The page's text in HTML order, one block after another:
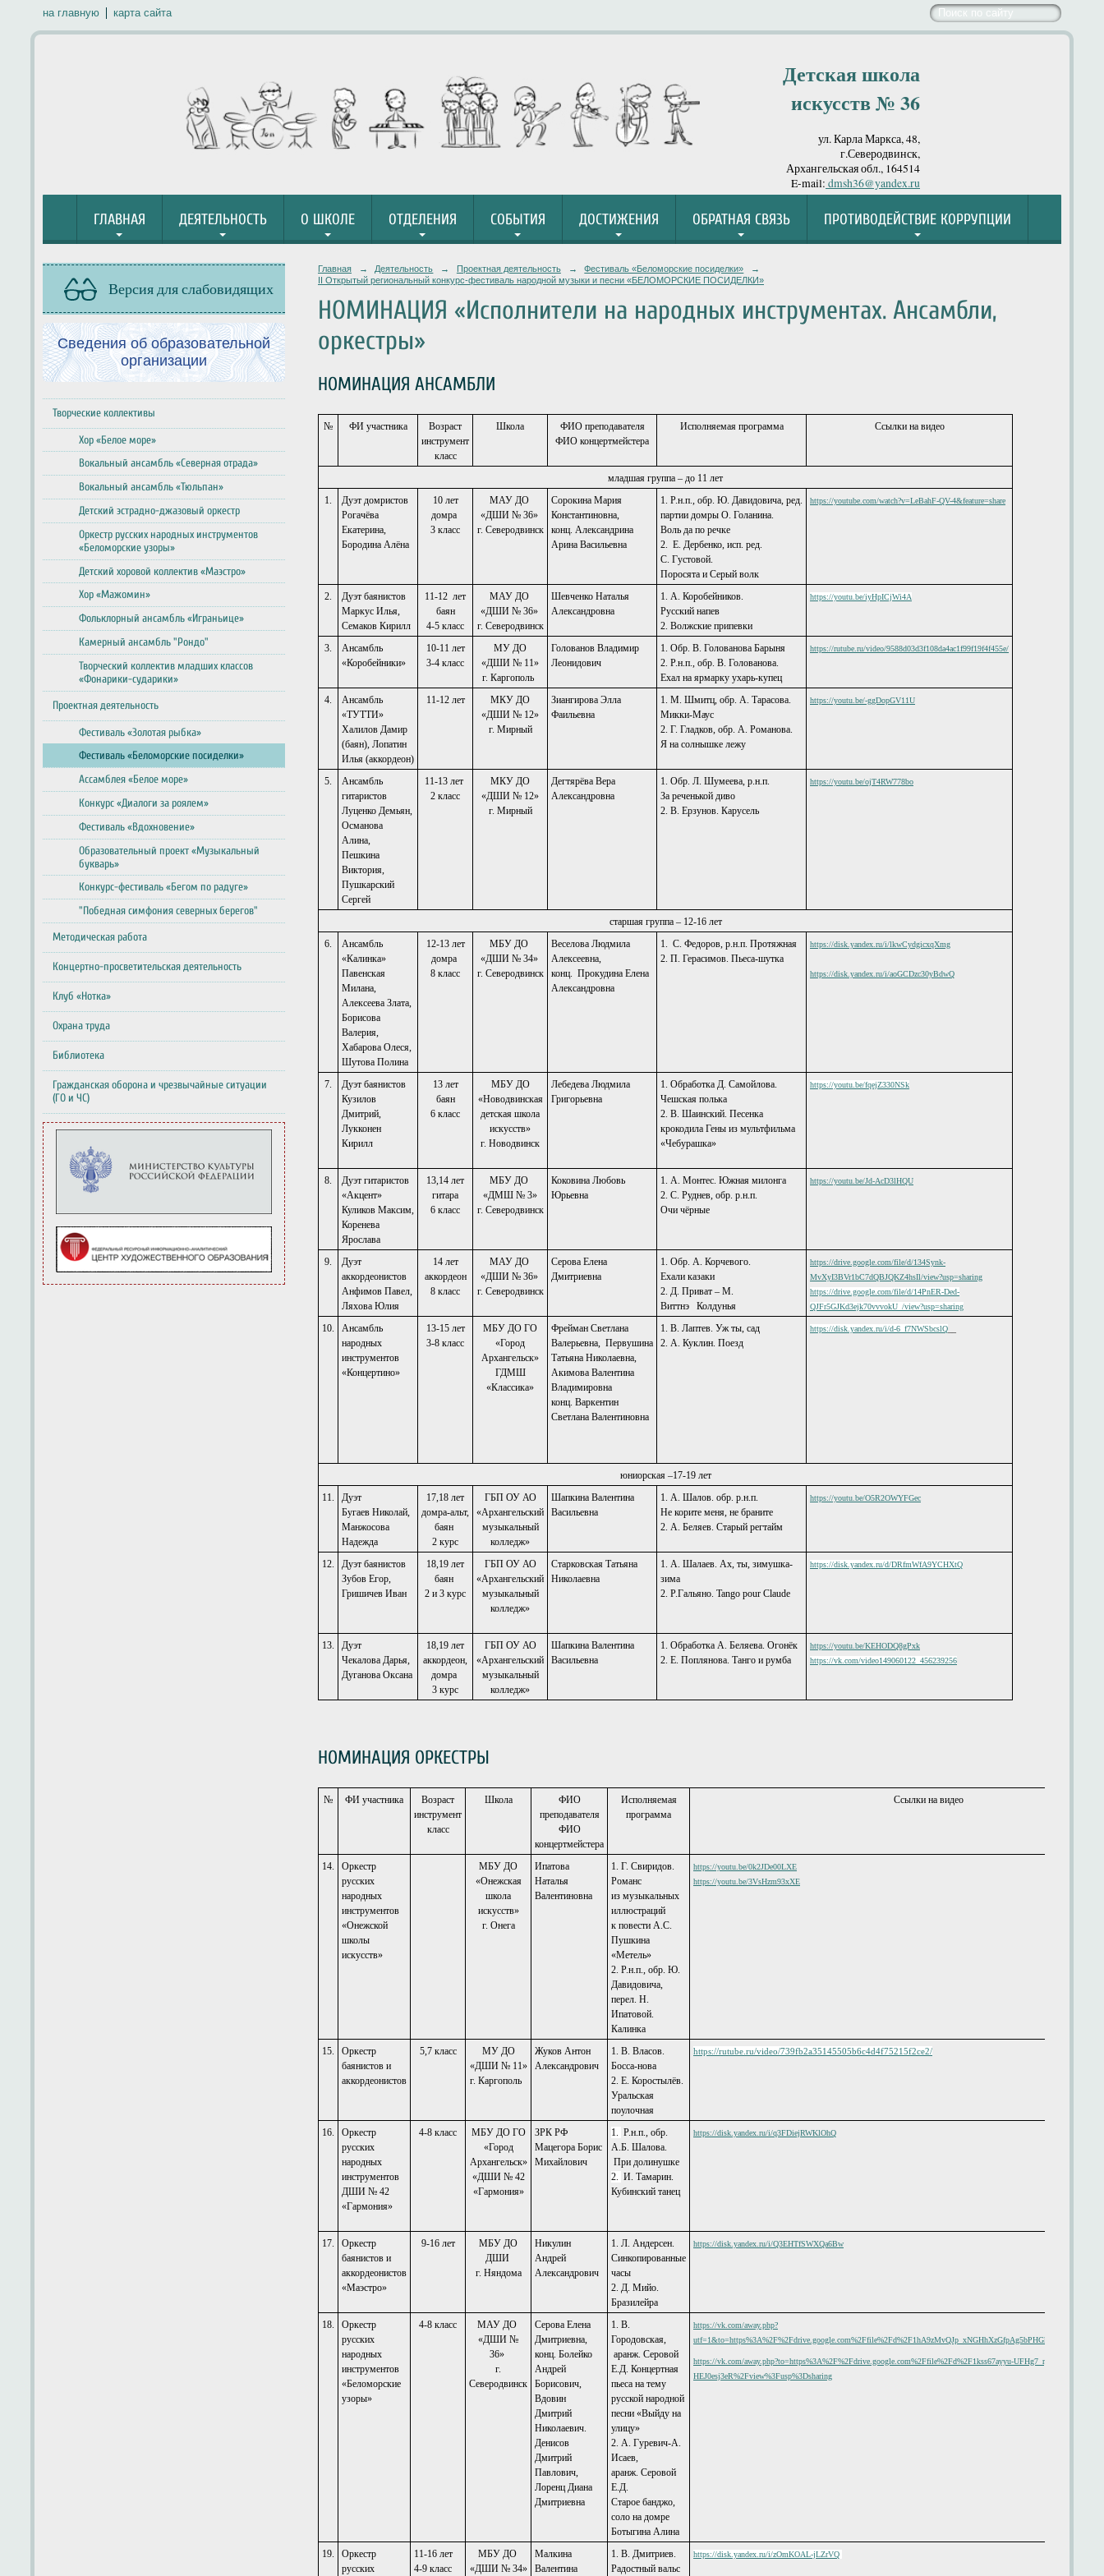
на главную карта сайта
Детская школа
искусств № 36
ул. Карла Маркса, 48,
г.Северодвинск,
Архангельская обл., 164514
E-mail: dmsh36@yandex.ru
ГЛАВНАЯ ДЕЯТЕЛЬНОСТЬ О ШКОЛЕ ОТДЕЛЕНИЯ СОБЫТИЯ ДОСТИЖЕНИЯ ОБРАТНАЯ СВЯЗЬ ПРОТИВОДЕЙСТВИЕ КОРРУПЦИИ
Версия для слабовидящих
Сведения об образовательной
организации
Творческие коллективы
Хор «Белое море»
Вокальный ансамбль «Северная отрада»
Вокальный ансамбль «Тюльпан»
Детский эстрадно-джазовый оркестр
Оркестр русских народных инструментов
«Беломорские узоры»
Детский хоровой коллектив «Маэстро»
Хор «Мажомин»
Фольклорный ансамбль «Играньице»
Камерный ансамбль "Рондо"
Творческий коллектив младших классов
«Фонарики-сударики»
Проектная деятельность
Фестиваль «Золотая рыбка»
Фестиваль «Беломорские посиделки»
Ассамблея «Белое море»
Конкурс «Диалоги за роялем»
Фестиваль «Вдохновение»
Образовательный проект «Музыкальный
букварь»
Конкурс-фестиваль «Бегом по радуге»
"Победная симфония северных берегов"
Методическая работа
Концертно-просветительская деятельность
Клуб «Нотка»
Охрана труда
Библиотека
Гражданская оборона и чрезвычайные ситуации
(ГО и ЧС)
Главная → Деятельность → Проектная деятельность → Фестиваль «Беломорские посиделки»
→
II Открытый региональный конкурс-фестиваль народной музыки и песни «БЕЛОМОРСКИЕ ПОСИДЕЛКИ»
НОМИНАЦИЯ «Исполнители на народных инструментах. Ансамбли,
оркестры»
НОМИНАЦИЯ АНСАМБЛИ
№ ФИ участника
Возраст
инструмент
класс
Школа
ФИО преподавателя
ФИО концертмейстера
Исполняемая программа Ссылки на видео
младшая группа – до 11 лет
1.
Дуэт домристов
Рогачёва
Екатерина,
Бородина Алёна
10 лет
домра
3 класс
МАУ ДО
«ДШИ № 36»
г. Северодвинск
Сорокина Мария
Константиновна,
конц. Александрина
Арина Васильевна
1. Р.н.п., обр. Ю. Давидовича, ред.
партии домры О. Голанина.
Воль да по речке
2. Е. Дербенко, исп. ред.
С. Густовой.
Поросята и Серый волк
https://youtube.com/watch?v=LeBahF-QV-4&feature=share
2.
Дуэт баянистов
Маркус Илья,
Семаков Кирилл
11-12 лет
баян
4-5 класс
МАУ ДО
«ДШИ № 36»
г. Северодвинск
Шевченко Наталья
Александровна
1. А. Коробейников.
Русский напев
2. Волжские припевки
https://youtu.be/iyHpICjWi4A
3.
Ансамбль
«Коробейники»
10-11 лет
3-4 класс
МУ ДО
«ДШИ № 11»
г. Каргополь
Голованов Владимир
Леонидович
1. Обр. В. Голованова Барыня
2. Р.н.п., обр. В. Голованова.
Ехал на ярмарку ухарь-купец
https://rutube.ru/video/9588d03d3f108da4ac1f99f19f4f455e/
4.
Ансамбль
«ТУТТИ»
Халилов Дамир
(баян), Лопатин
Илья (аккордеон)
11-12 лет
МКУ ДО
«ДШИ № 12»
г. Мирный
Зиангирова Элла
Фаильевна
1. М. Шмитц, обр. А. Тарасова.
Микки-Маус
2. Г. Гладков, обр. А. Романова.
Я на солнышке лежу
https://youtu.be/-ggDopGV11U
5.
Ансамбль
гитаристов
Луценко Демьян,
Османова
Алина,
Пешкина
Виктория,
Пушкарский
Сергей
11-13 лет
2 класс
МКУ ДО
«ДШИ № 12»
г. Мирный
Дегтярёва Вера
Александровна
1. Обр. Л. Шумеева, р.н.п.
За реченькой диво
2. В. Ерзунов. Карусель
https://youtu.be/ojT4RW778bo
старшая группа – 12-16 лет
6.
Ансамбль
«Калинка»
Павенская
Милана,
Алексеева Злата,
Борисова
Валерия,
Хабарова Олеся,
Шутова Полина
12-13 лет
домра
8 класс
МБУ ДО
«ДШИ № 34»
г. Северодвинск
Веселова Людмила
Алексеевна,
конц. Прокудина Елена
Александровна
1. С. Федоров, р.н.п. Протяжная
2. П. Герасимов. Пьеса-шутка
https://disk.yandex.ru/i/lkwCydgicxqXmg
https://disk.yandex.ru/i/aoGCDzc30yBdwQ
7.
Дуэт баянистов
Кузилов
Дмитрий,
Лукконен
Кирилл
13 лет
баян
6 класс
МБУ ДО
«Новодвинская
детская школа
искусств»
г. Новодвинск
Лебедева Людмила
Григорьевна
1. Обработка Д. Самойлова.
Чешская полька
2. В. Шаинский. Песенка
крокодила Гены из мультфильма
«Чебурашка»
https://youtu.be/fqejZ330NSk
8.
Дуэт гитаристов
«Акцент»
Куликов Максим,
Коренева
Ярослава
13,14 лет
гитара
6 класс
МБУ ДО
«ДМШ № 3»
г. Северодвинск
Коковина Любовь
Юрьевна
1. А. Монтес. Южная милонга
2. С. Руднев, обр. р.н.п.
Очи чёрные
https://youtu.be/Jd-AcD3lHQU
9.
Дуэт
аккордеонистов
Анфимов Павел,
Ляхова Юлия
14 лет
аккордеон
8 класс
МАУ ДО
«ДШИ № 36»
г. Северодвинск
Серова Елена
Дмитриевна
1. Обр. А. Корчевого.
Ехали казаки
2. Д. Приват – М.
Виттнэ Колдунья
https://drive.google.com/file/d/134Synk-
MvXyI3BVr1bC7dQBJQKZ4hsIl/view?usp=sharing
https://drive.google.com/file/d/14PnER-Ded-
QJFr5GJKd3ejk70vvvokU_/view?usp=sharing
10.
Ансамбль
народных
инструментов
«Концертино»
13-15 лет
3-8 класс
МБУ ДО ГО
«Город
Архангельск»
ГДМШ
«Классика»
Фрейман Светлана
Валерьевна, Первушина
Татьяна Николаевна,
Акимова Валентина
Владимировна
конц. Варкентин
Светлана Валентиновна
1. В. Лаптев. Уж ты, сад
2. А. Куклин. Поезд
https://disk.yandex.ru/i/d-6_f7NWSbcslQ
юниорская –17-19 лет
11.
Дуэт
Бугаев Николай,
Манжосова
Надежда
17,18 лет
домра-альт,
баян
2 курс
ГБП ОУ АО
«Архангельский
музыкальный
колледж»
Шапкина Валентина
Васильевна
1. А. Шалов. обр. р.н.п.
Не корите меня, не браните
2. А. Беляев. Старый регтайм
https://youtu.be/O5R2OWYFGec
12.
Дуэт баянистов
Зубов Егор,
Гришичев Иван
18,19 лет
баян
2 и 3 курс
ГБП ОУ АО
«Архангельский
музыкальный
колледж»
Старковская Татьяна
Николаевна
1. А. Шалаев. Ах, ты, зимушка-
зима
2. Р.Гальяно. Tango pour Claude
https://disk.yandex.ru/d/DRfmWfA9YCHXtQ
13.
Дуэт
Чекалова Дарья,
Дуганова Оксана
18,19 лет
аккордеон,
домра
3 курс
ГБП ОУ АО
«Архангельский
музыкальный
колледж»
Шапкина Валентина
Васильевна
1. Обработка А. Беляева. Огонёк
2. Е. Поплянова. Танго и румба
https://youtu.be/KEHODQ8gPxk
https://vk.com/video149060122_456239256
НОМИНАЦИЯ ОРКЕСТРЫ
№ ФИ участника
Возраст
инструмент
класс
Школа
ФИО
преподавателя
ФИО
концертмейстера
Исполняемая
программа
Ссылки на видео
14.
Оркестр
русских
народных
инструментов
«Онежской
школы
искусств»
МБУ ДО
«Онежская
школа
искусств»
г. Онега
Ипатова
Наталья
Валентиновна
1. Г. Свиридов.
Романс
из музыкальных
иллюстраций
к повести А.С.
Пушкина
«Метель»
2. Р.н.п., обр. Ю.
Давидовича,
перел. Н.
Ипатовой.
Калинка
https://youtu.be/0k2JDe00LXE
https://youtu.be/3VsHzm93xXE
15.
Оркестр
баянистов и
аккордеонистов
5,7 класс
МУ ДО
«ДШИ № 11»
г. Каргополь
Жуков Антон
Александрович
1. В. Власов.
Босса-нова
2. Е. Коростылёв.
Уральская
поулочная
https://rutube.ru/video/739fb2a35145505b6c4d4f75215f2ce2/
16.
Оркестр
русских
народных
инструментов
ДШИ № 42
«Гармония»
4-8 класс
МБУ ДО ГО
«Город
Архангельск»
«ДШИ № 42
«Гармония»
ЗРК РФ
Мацегора Борис
Михайлович
1. Р.н.п., обр.
А.Б. Шалова.
При долинушке
2. И. Тамарин.
Кубинский танец
https://disk.yandex.ru/i/q3FDiejRWKlOhQ
17.
Оркестр
баянистов и
аккордеонистов
«Маэстро»
9-16 лет
МБУ ДО
ДШИ
г. Няндома
Никулин
Андрей
Александрович
1. Л. Андерсен.
Синкопированные
часы
2. Д. Мийо.
Бразилейра
https://disk.yandex.ru/i/Q3EHTfSWXQa6Bw
18.
Оркестр
русских
народных
инструментов
«Беломорские
узоры»
4-8 класс
МАУ ДО
«ДШИ №
36»
г.
Северодвинск
Серова Елена
Дмитриевна,
конц. Болейко
Андрей
Борисович,
Вдовин
Дмитрий
Николаевич.
Денисов
Дмитрий
Павлович,
Лоренц Диана
Дмитриевна
1. В.
Городовская,
аранж. Серовой
Е.Д. Концертная
пьеса на тему
русской народной
песни «Выйду на
улицу»
2. А. Гуревич-А.
Исаев,
аранж. Серовой
Е.Д.
Старое банджо,
соло на домре
Ботыгина Алина
https://vk.com/away.php?
https://vk.com/away.php?to=https%3A%2F%2Fdrive.google.com%2Ffile%2Fd%2F1kss67ayyu-UFHg7_rppeB-
HEJ0esj3eR%2Fview%3Fusp%3Dsharing
19.
Оркестр
русских
11-16 лет
4-9 класс
МБУ ДО
«ДШИ № 34»
Малкина
Валентина
1. В. Дмитриев.
Радостный вальс
https://disk.yandex.ru/i/zOmKOAL-jLZrVQ